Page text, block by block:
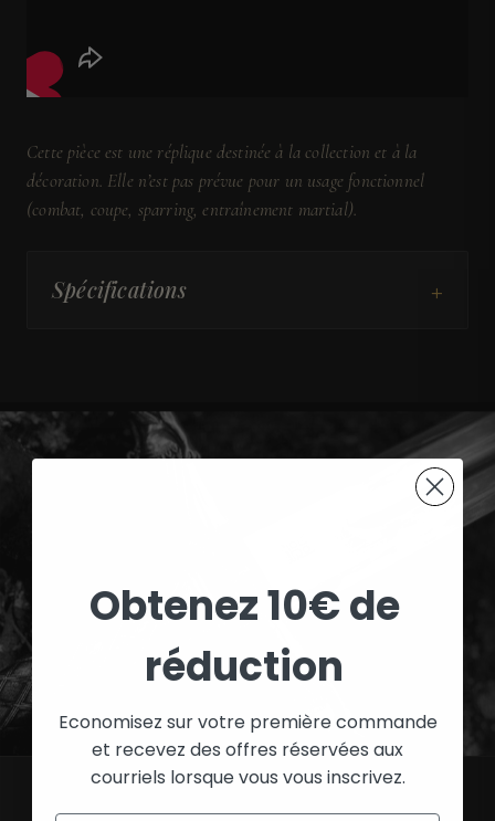
Cette pièce est une réplique destinée à la collection et à la
décoration. Elle n’est pas prévue pour un usage fonctionnel
(combat, coupe, sparring, entraînement martial).
Spécifications +
Obtenez 10€ de
réduction
Economisez sur votre première commande
et recevez des offres réservées aux
courriels lorsque vous vous inscrivez.